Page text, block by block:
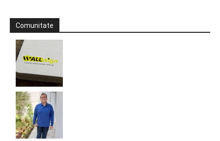
Comunitate